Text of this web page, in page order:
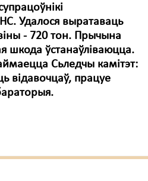
Удалося выратаваць
- 720 тон. Прычына
шкода ўстанаўліваюцца.
Сьледчы камітэт:
відавочцаў, працуе